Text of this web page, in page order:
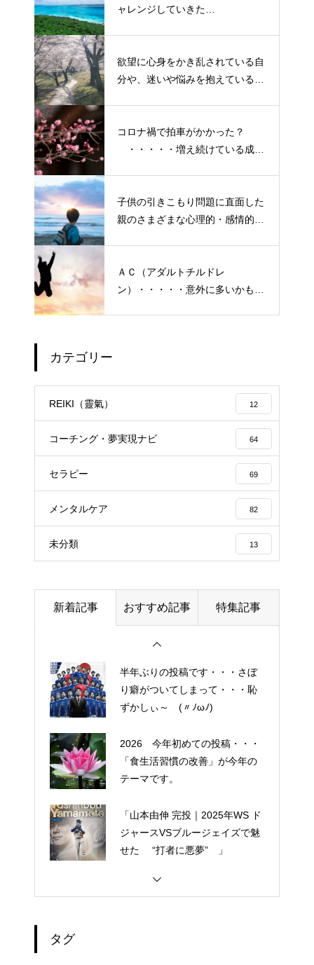
ャレンジしていきた
欲望に心身をかき乱されている自
分や、迷いや悩みを抱えているネ
コロナ禍で拍車がかかった？
・・・・・増え続けている成人
子供の引きこもり問題に直面した
親のさまざまな心理的・感情的な
ＡＣ（アダルトチルドレ
ン）・・・・・意外に多いかも？
カテゴリー
REIKI（靈氣） 12
コーチング・夢実現ナビ 64
セラピー 69
メンタルケア 82
未分類 13
新着記事 おすすめ記事 特集記事
エイジングケアで最近気になっ
ているスキンケア製品・・・幹
細胞コスメ vs エクソソーム
コスメ ①
エイジングケアで最近気になっ
ているスキンケア製品・・・エ
クソソームコスメ
エイジングケアで最近気になっ
ているスキンケア製品・・・幹
細胞コスメ ③
土用の丑の日・・・余計なこと
半年ぶりの投稿です・・・さぼ
り癖がついてしまって・・・恥
ずかしぃ～ (〃ﾉωﾉ)
2026 今年初めての投稿・・・
「食生活習慣の改善」が今年の
テーマです。
「山本由伸 完投｜2025年WS ド
ジャースVSブルージェイズで魅
せた “打者に悪夢” 」
タグ